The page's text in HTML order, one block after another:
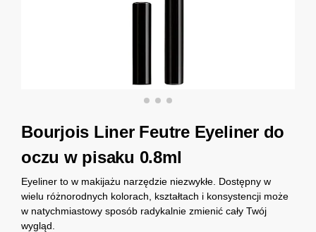
Bourjois Liner Feutre Eyeliner do
oczu w pisaku 0.8ml
Eyeliner to w makijażu narzędzie niezwykłe. Dostępny w
wielu różnorodnych kolorach, kształtach i konsystencji może
w natychmiastowy sposób radykalnie zmienić cały Twój
wygląd.